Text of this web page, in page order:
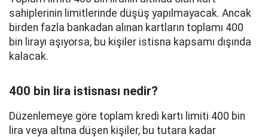
sahiplerinin limitlerinde düşüş yapılmayacak. Ancak
birden fazla bankadan alınan kartların toplamı 400
bin lirayı aşıyorsa, bu kişiler istisna kapsamı dışında
kalacak.
400 bin lira istisnası nedir?
Düzenlemeye göre toplam kredi kartı limiti 400 bin
lira veya altına düşen kişiler, bu tutara kadar